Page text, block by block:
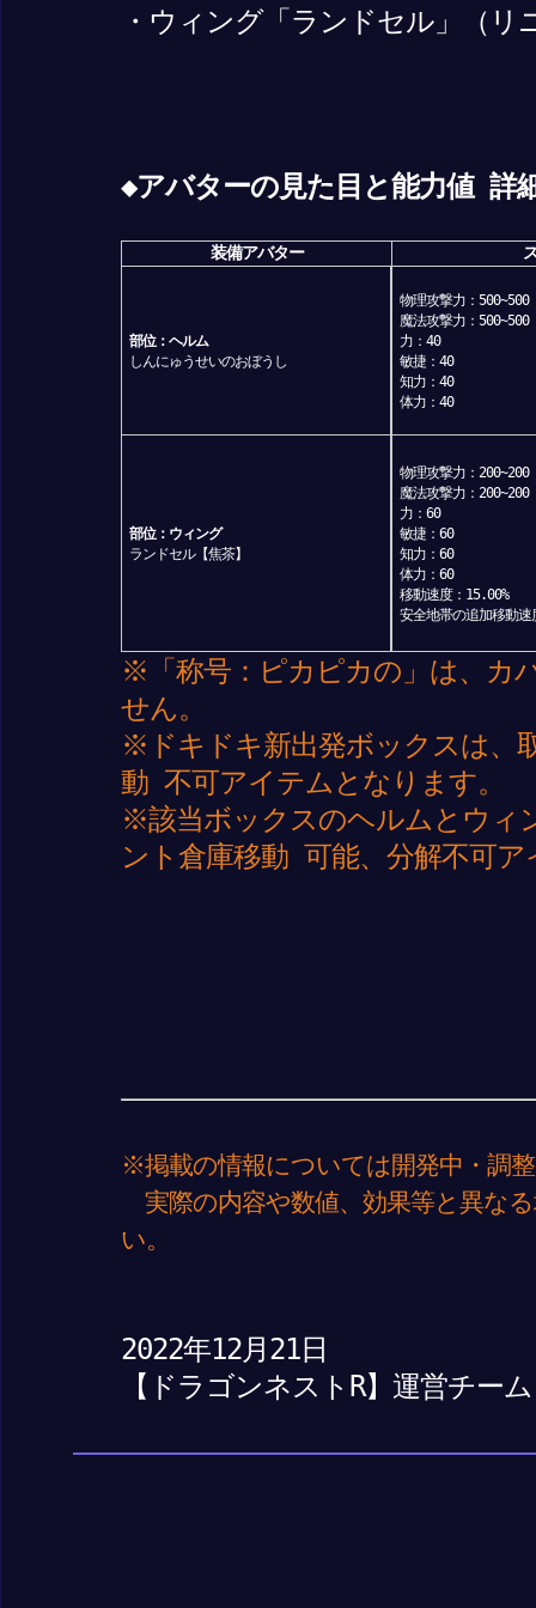
・ウィング「ランドセル」（リ
◆アバターの見た目と能力値 詳
装備アバター
部位：ヘルム
しんにゅうせいのおぼうし
物理攻撃力：500~500
魔法攻撃力：500~500
力：40
敏捷：40
知力：40
体力：40
部位：ウィング
ランドセル【焦茶】
物理攻撃力：200~200
魔法攻撃力：200~200
力：60
敏捷：60
知力：60
体力：60
移動速度：15.00%
安全地帯の追加移動速
※「称号：ピカピカの」は、カ
せん。
※ドキドキ新出発ボックスは
動 不可アイテムとなります。
※該当ボックスのヘルムとウ
ント倉庫移動 可能、分解不可
※掲載の情報については開発中・調
実際の内容や数値、効果等と異な
い。
2022年12月21日
【ドラゴンネストR】運営チーム